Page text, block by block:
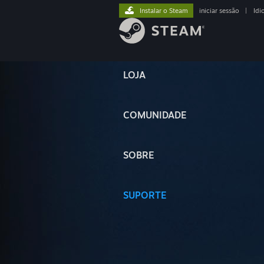
LOJA
COMUNIDADE
SOBRE
SUPORTE
Instalar o Steam iniciar sessão